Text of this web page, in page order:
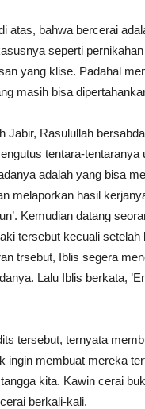
atas, bahwa bercerai
seperti
yang klise. Padahal
masih bisa
Jabir, Rasulullah
tentara-
adalah yang bisa
melaporkan hasil
Kemudian datang
tersebut kecuali setelah
trsebut, Iblis segera
Lalu Iblis berkata,
tersebut, ternyata
ingin membuat mereka
kita. Kawin cerai
berkali-kali.